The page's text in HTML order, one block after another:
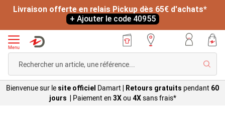
Menu
Bienvenue sur le site officiel Damart Retours gratuits pendant 60
jours | Paiement en 3Xou 4Xsansfrais*